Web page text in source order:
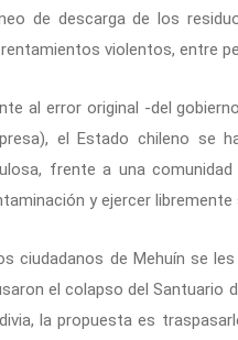
de descarga de los
violentos, entre
al error original -del
el Estado chileno se
frente a una
y ejercer
ciudadanos de Mehuín se
el colapso del Santuario
la propuesta es